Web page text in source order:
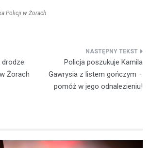
Policji w Żorach
drodze:
Żorach
Policja poszukuje Kamila
Gawrysia z listem gończym –
pomóż w jego odnalezieniu!